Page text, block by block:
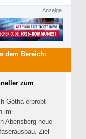
Anzeige
dem Bereich:
zum
Gotha erprobt
im
Abensberg neue
Ziel